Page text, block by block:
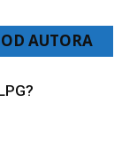
OD AUTORA